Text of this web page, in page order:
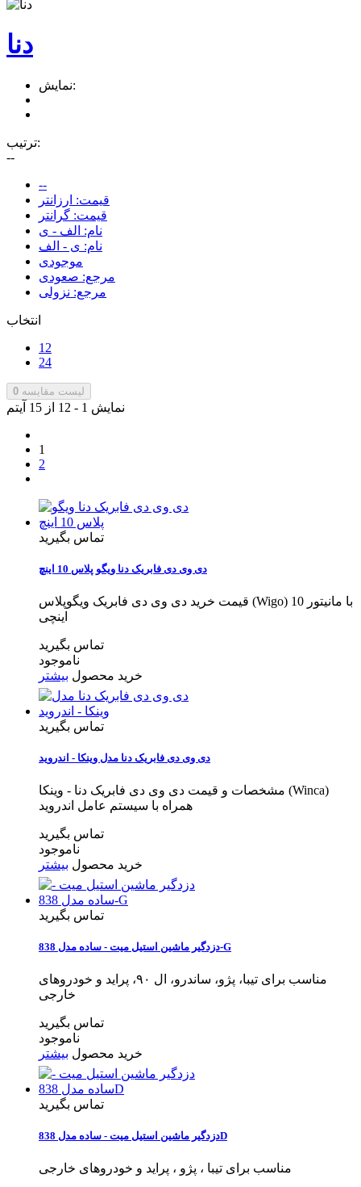
دنا
نمایش:
ترتیب:
--
--
قیمت: ارزانتر
قیمت: گرانتر
نام: الف - ی
نام: ی - الف
موجودی
مرجع: صعودی
مرجع: نزولی
انتخاب
12
24
لیست مقایسه 0
نمایش 1 - 12 از 15 آیتم
1
2
تماس بگیرید
دی وی دی فابریک دنا ویگو پلاس 10 اینچ
قیمت خرید دی وی دی فابریک ویگوپلاس (Wigo) با مانیتور 10
اینچی
تماس بگیرید
ناموجود
خرید محصول بیشتر
تماس بگیرید
دی وی دی فابریک دنا مدل وینکا - اندروید
مشخصات و قیمت دی وی دی فابریک دنا - وینکا (Winca)
همراه با سیستم عامل اندروید
تماس بگیرید
ناموجود
خرید محصول بیشتر
تماس بگیرید
دزدگیر ماشین استیل میت - ساده مدل 838-G
مناسب برای تیبا، پژو، ساندرو، ال ۹۰، پراید و خودروهای
خارجی
تماس بگیرید
ناموجود
خرید محصول بیشتر
تماس بگیرید
دزدگیر ماشین استیل میت - ساده مدل 838D
مناسب برای تیبا ، پژو ، پراید و خودروهای خارجی